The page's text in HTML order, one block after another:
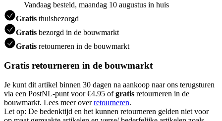
Vandaag besteld, maandag 10 augustus in huis
Gratis thuisbezorgd
Gratis bezorgd in de bouwmarkt
Gratis retourneren in de bouwmarkt
Gratis retourneren in de bouwmarkt
Je kunt dit artikel binnen 30 dagen na aankoop naar ons terugsturen
via een PostNL-punt voor €4.95 ofgratis retourneren in de
bouwmarkt. Lees meer overretourneren.
Let op: De bedenktijd en het kunnen retourneren gelden niet voor